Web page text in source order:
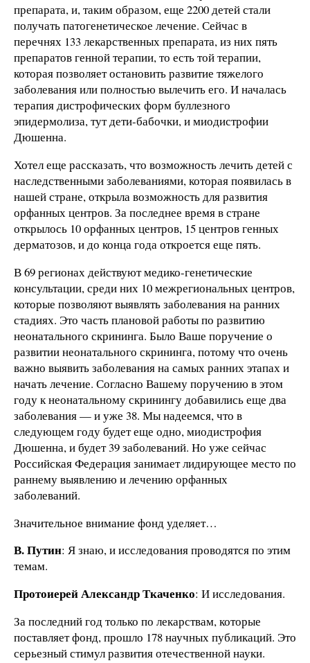
препарата, и, таким образом, еще 2200 детей стали
получать патогенетическое лечение. Сейчас в
перечнях 133 лекарственных препарата, из них пять
препаратов генной терапии, то есть той терапии,
которая позволяет остановить развитие тяжелого
заболевания или полностью вылечить его. И началась
терапия дистрофических форм буллезного
эпидермолиза, тут дети-бабочки, и миодистрофии
Дюшенна.
Хотел еще рассказать, что возможность лечить детей с
наследственными заболеваниями, которая появилась в
нашей стране, открыла возможность для развития
орфанных центров. За последнее время в стране
открылось 10 орфанных центров, 15 центров генных
дерматозов, и до конца года откроется еще пять.
В 69 регионах действуют медико-генетические
консультации, среди них 10 межрегиональных центров,
которые позволяют выявлять заболевания на ранних
стадиях. Это часть плановой работы по развитию
неонатального скрининга. Было Ваше поручение о
развитии неонатального скрининга, потому что очень
важно выявить заболевания на самых ранних этапах и
начать лечение. Согласно Вашему поручению в этом
году к неонатальному скринингу добавились еще два
заболевания — и уже 38. Мы надеемся, что в
следующем году будет еще одно, миодистрофия
Дюшенна, и будет 39 заболеваний. Но уже сейчас
Российская Федерация занимает лидирующее место по
раннему выявлению и лечению орфанных
заболеваний.
Значительное внимание фонд уделяет…
В. Путин: Я знаю, и исследования проводятся по этим
темам.
Протоиерей Александр Ткаченко: И исследования.
За последний год только по лекарствам, которые
поставляет фонд, прошло 178 научных публикаций. Это
серьезный стимул развития отечественной науки.